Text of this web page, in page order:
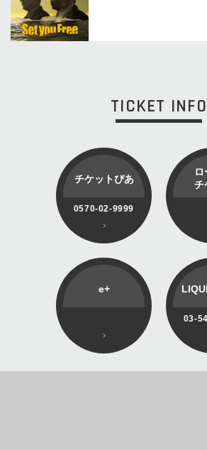
TICKET INFO
チケットぴあ
0570-02-9999
ロ
チ
e+
03-